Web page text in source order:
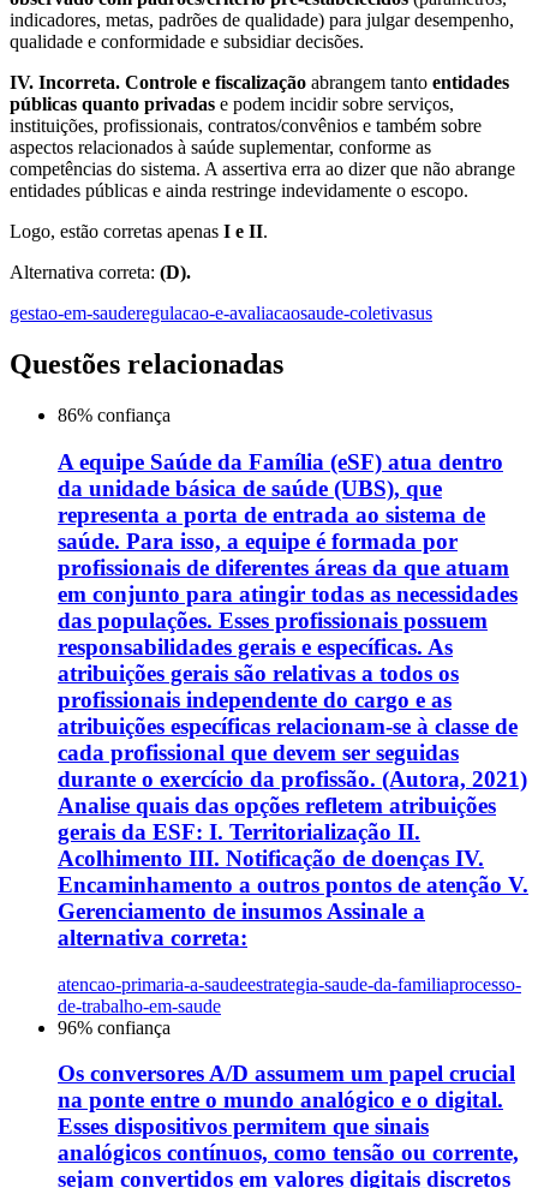
indicadores, metas, padrões de qualidade) para julgar desempenho,
qualidade e conformidade e subsidiar decisões.
IV. Incorreta. Controle e fiscalização abrangem tanto entidades
públicas quanto privadas e podem incidir sobre serviços,
instituições, profissionais, contratos/convênios e também sobre
aspectos relacionados à saúde suplementar, conforme as
competências do sistema. A assertiva erra ao dizer que não abrange
entidades públicas e ainda restringe indevidamente o escopo.
Logo, estão corretas apenas I e II.
Alternativa correta: (D).
gestao-em-sauderegulacao-e-avaliacaosaude-coletivasus
Questões relacionadas
86% confiança
A equipe Saúde da Família (eSF) atua dentro
da unidade básica de saúde (UBS), que
representa a porta de entrada ao sistema de
saúde. Para isso, a equipe é formada por
profissionais de diferentes áreas da que atuam
em conjunto para atingir todas as necessidades
das populações. Esses profissionais possuem
responsabilidades gerais e específicas. As
atribuições gerais são relativas a todos os
profissionais independente do cargo e as
atribuições específicas relacionam-se à classe de
cada profissional que devem ser seguidas
durante o exercício da profissão. (Autora, 2021)
Analise quais das opções refletem atribuições
gerais da ESF: I. Territorialização II.
Acolhimento III. Notificação de doenças IV.
Encaminhamento a outros pontos de atenção V.
Gerenciamento de insumos Assinale a
alternativa correta:
atencao-primaria-a-saudeestrategia-saude-da-familiaprocesso-
de-trabalho-em-saude
96% confiança
Os conversores A/D assumem um papel crucial
na ponte entre o mundo analógico e o digital.
Esses dispositivos permitem que sinais
analógicos contínuos, como tensão ou corrente,
sejam convertidos em valores digitais discretos